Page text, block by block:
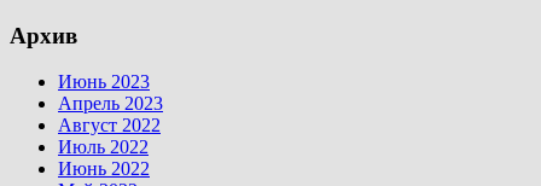
Архив
Июнь 2023
Апрель 2023
Август 2022
Июль 2022
Июнь 2022